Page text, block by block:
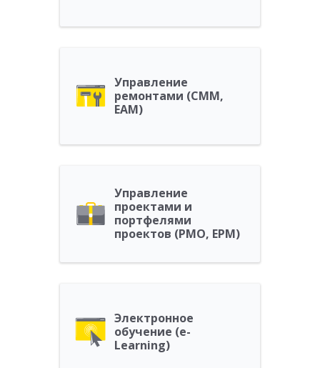
Управление
ремонтами (CMM,
EAM)
Управление
проектами и
портфелями
проектов (PMO, EPM)
Электронное
обучение (e-
Learning)